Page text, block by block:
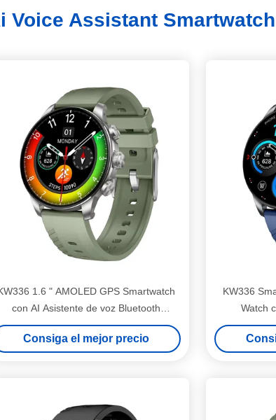
Voice Assistant
1.6 " AMOLED GPS Smartwatch
con AI Asistente de voz Bluetooth
llamadas
Consiga el mejor precio
KW336
Watch